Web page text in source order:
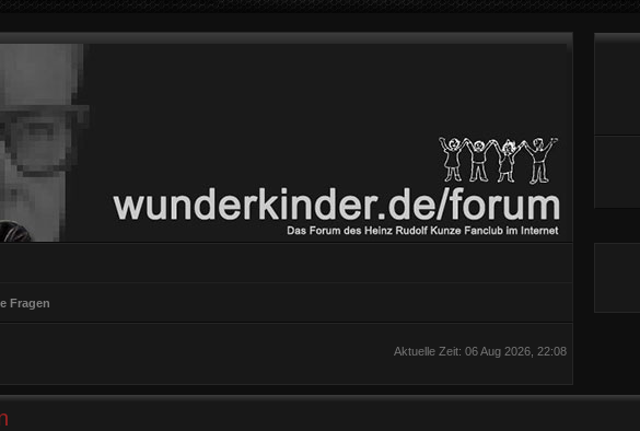
Fragen
Aktuelle Zeit: 06 Aug 2026, 22:08